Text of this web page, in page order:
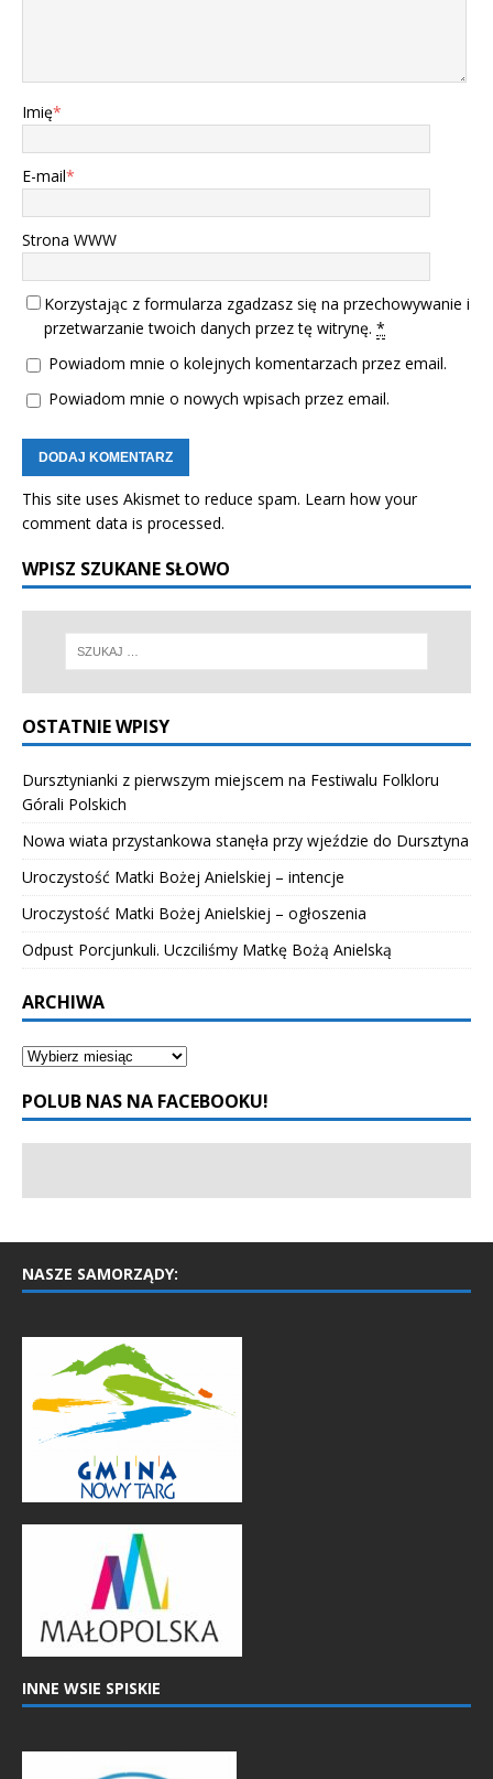
Imię*
E-mail*
Strona WWW
Korzystając z formularza zgadzasz się na przechowywanie i
przetwarzanie twoich danych przez tę witrynę. *
Powiadom mnie o kolejnych komentarzach przez email.
Powiadom mnie o nowych wpisach przez email.
This site uses Akismet to reduce spam. Learn how your
comment data is processed.
WPISZ SZUKANE SŁOWO
OSTATNIE WPISY
Dursztynianki z pierwszym miejscem na Festiwalu Folkloru
Górali Polskich
Nowa wiata przystankowa stanęła przy wjeździe do Dursztyna
Uroczystość Matki Bożej Anielskiej – intencje
Uroczystość Matki Bożej Anielskiej – ogłoszenia
Odpust Porcjunkuli. Uczciliśmy Matkę Bożą Anielską
ARCHIWA
POLUB NAS NA FACEBOOKU!
NASZE SAMORZĄDY:
INNE WSIE SPISKIE